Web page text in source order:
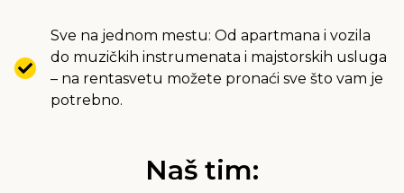
Sve na jednom mestu: Od apartmana i vozila
do muzičkih instrumenata i majstorskih usluga
– na rentasvetu možete pronaći sve što vam je
potrebno.
Naš tim: